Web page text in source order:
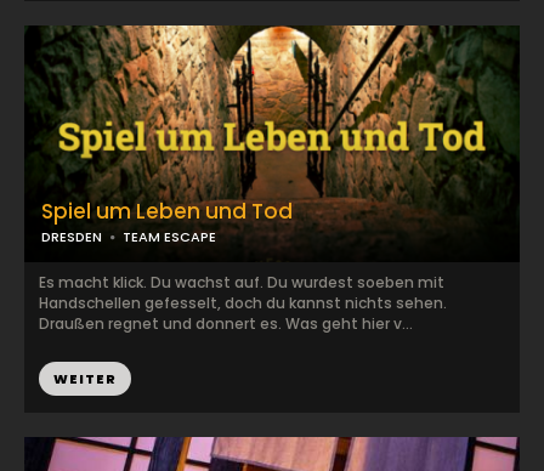
Spiel um Leben und Tod
DRESDEN TEAM ESCAPE
Es macht klick. Du wachst auf. Du wurdest soeben mit
Handschellen gefesselt, doch du kannst nichts sehen.
Draußen regnet und donnert es. Was geht hier v...
WEITER